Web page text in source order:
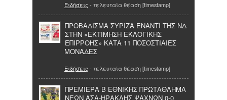
Ειδήσεις - τελευταία θέαση [timestamp]
ΠΡΟΒΑΔΙΣΜΑ ΣΥΡΙΖΑ ΕΝΑΝΤΙ ΤΗΣ ΝΔ
ΣΤΗΝ «ΕΚΤΙΜΗΣΗ ΕΚΛΟΓΙΚΗΣ
ΕΠΙΡΡΟΗΣ» ΚΑΤΑ 11 ΠΟΣΟΣΤΙΑΙΕΣ
ΜΟΝΑΔΕΣ
Ειδήσεις - τελευταία θέαση [timestamp]
ΠΡΕΜΙΕΡΑ Β ΕΘΝΙΚΗΣ ΠΡΩΤΑΘΛΗΜΑ
ΝΕΩΝ ΑΣΑ-ΗΡΑΚΛΗΣ ΨΑΧΝΩΝ 0-0